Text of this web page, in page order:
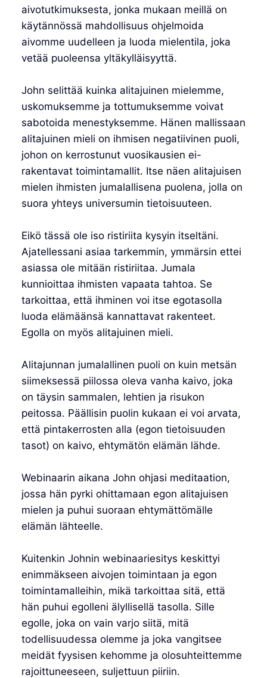
aivotutkimuksesta, jonka mukaan meillä on
käytännössä mahdollisuus ohjelmoida
aivomme uudelleen ja luoda mielentila, joka
vetää puoleensa yltäkylläisyyttä.
John selittää kuinka alitajuinen mielemme,
uskomuksemme ja tottumuksemme voivat
sabotoida menestyksemme. Hänen mallissaan
alitajuinen mieli on ihmisen negatiivinen puoli,
johon on kerrostunut vuosikausien ei-
rakentavat toimintamallit. Itse näen alitajuisen
mielen ihmisten jumalallisena puolena, jolla on
suora yhteys universumin tietoisuuteen.
Eikö tässä ole iso ristiriita kysyin itseltäni.
Ajatellessani asiaa tarkemmin, ymmärsin ettei
asiassa ole mitään ristiriitaa. Jumala
kunnioittaa ihmisten vapaata tahtoa. Se
tarkoittaa, että ihminen voi itse egotasolla
luoda elämäänsä kannattavat rakenteet.
Egolla on myös alitajuinen mieli.
Alitajunnan jumalallinen puoli on kuin metsän
siimeksessä piilossa oleva vanha kaivo, joka
on täysin sammalen, lehtien ja risukon
peitossa. Päällisin puolin kukaan ei voi arvata,
että pintakerrosten alla (egon tietoisuuden
tasot) on kaivo, ehtymätön elämän lähde.
Webinaarin aikana John ohjasi meditaation,
jossa hän pyrki ohittamaan egon alitajuisen
mielen ja puhui suoraan ehtymättömälle
elämän lähteelle.
Kuitenkin Johnin webinaariesitys keskittyi
enimmäkseen aivojen toimintaan ja egon
toimintamalleihin, mikä tarkoittaa sitä, että
hän puhui egolleni älyllisellä tasolla. Sille
egolle, joka on vain varjo siitä, mitä
todellisuudessa olemme ja joka vangitsee
meidät fyysisen kehomme ja olosuhteittemme
rajoittuneeseen, suljettuun piiriin.